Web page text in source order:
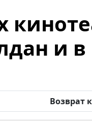
и в
Возврат